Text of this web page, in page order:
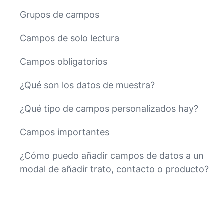
Grupos de campos
Campos de solo lectura
Campos obligatorios
¿Qué son los datos de muestra?
¿Qué tipo de campos personalizados hay?
Campos importantes
¿Cómo puedo añadir campos de datos a un
modal de añadir trato, contacto o producto?